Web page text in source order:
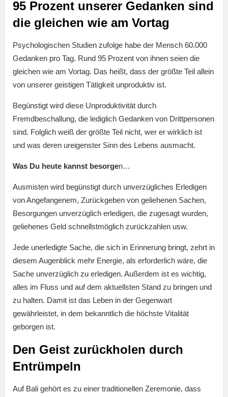
95 Prozent unserer Gedanken sind
die gleichen wie am Vortag
Psychologischen Studien zufolge habe der Mensch 60.000
Gedanken pro Tag. Rund 95 Prozent von ihnen seien die
gleichen wie am Vortag. Das heißt, dass der größte Teil allein
von unserer geistigen Tätigkeit unproduktiv ist.
Begünstigt wird diese Unproduktivität durch
Fremdbeschallung, die lediglich Gedanken von Drittpersonen
sind. Folglich weiß der größte Teil nicht, wer er wirklich ist
und was deren ureigenster Sinn des Lebens ausmacht.
Was Du heute kannst besorgen…
Ausmisten wird begünstigt durch unverzügliches Erledigen
von Angefangenem, Zurückgeben von geliehenen Sachen,
Besorgungen unverzüglich erledigen, die zugesagt wurden,
geliehenes Geld schnellstmöglich zurückzahlen usw.
Jede unerledigte Sache, die sich in Erinnerung bringt, zehrt in
diesem Augenblick mehr Energie, als erforderlich wäre, die
Sache unverzüglich zu erledigen. Außerdem ist es wichtig,
alles im Fluss und auf dem aktuellsten Stand zu bringen und
zu halten. Damit ist das Leben in der Gegenwart
gewährleistet, in dem bekanntlich die höchste Vitalität
geborgen ist.
Den Geist zurückholen durch
Entrümpeln
Auf Bali gehört es zu einer traditionellen Zeremonie, dass